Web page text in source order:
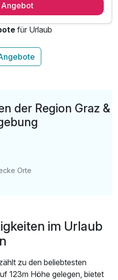
Buffet
Angebot
für Urlaub
der Region Graz &
Orte
im Urlaub
zu den beliebtesten
123m Höhe gelegen, bietet